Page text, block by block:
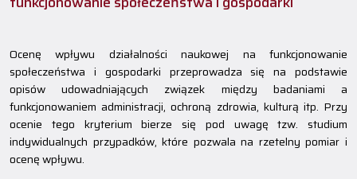
Ocenę wpływu działalności naukowej na funkcjonowanie
społeczeństwa i gospodarki przeprowadza się na podstawie
opisów udowadniających związek między badaniami a
funkcjonowaniem administracji, ochroną zdrowia, kulturą itp. Przy
ocenie tego kryterium bierze się pod uwagę tzw. studium
indywidualnych przypadków, które pozwala na rzetelny pomiar i
ocenę wpływu.